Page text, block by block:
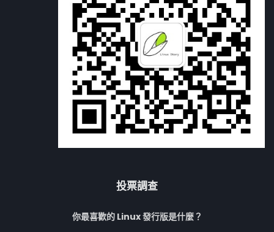
投票調查
你最喜歡的 Linux 發行版是什麼？